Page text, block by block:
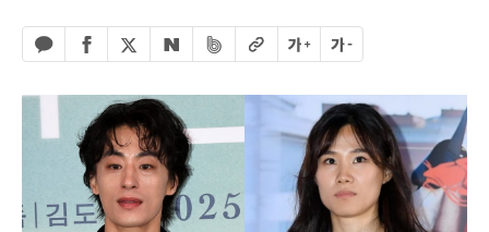
카카오톡 공유하기
페이스북 공유하기
엑스 공유하기
네이버 공유하기
밴드 공유하기
URL복사글자 크게글자 작게